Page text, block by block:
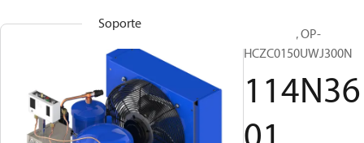
Soporte
Optyma™, OP-
HCZC0150UWJ300N
114N36